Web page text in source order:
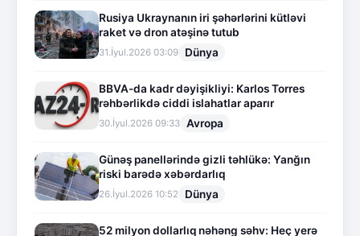
Rusiya Ukraynanın iri şəhərlərini kütləvi
raket və dron atəşinə tutub
31.İyul.2026 03:09 Dünya
BBVA-da kadr dəyişikliyi: Karlos Torres
rəhbərlikdə ciddi islahatlar aparır
30.İyul.2026 09:33 Avropa
Günəş panellərində gizli təhlükə: Yanğın
riski barədə xəbərdarlıq
26.İyul.2026 10:52 Dünya
52 milyon dollarlıq nəhəng səhv: Heç yerə